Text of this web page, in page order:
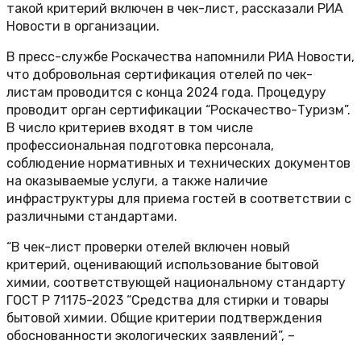
такой критерий включен в чек-лист, рассказали РИА
Новости в организации.
В пресс-службе Роскачества напомнили РИА Новости,
что добровольная сертификация отелей по чек-
листам проводится с конца 2024 года. Процедуру
проводит орган сертификации “Роскачество-Туризм”.
В число критериев входят в том числе
профессиональная подготовка персонала,
соблюдение нормативных и технических документов
на оказываемые услуги, а также наличие
инфраструктуры для приема гостей в соответствии с
различными стандартами.
“В чек-лист проверки отелей включен новый
критерий, оценивающий использование бытовой
химии, соответствующей национальному стандарту
ГОСТ Р 71175-2023 “Средства для стирки и товары
бытовой химии. Общие критерии подтверждения
обоснованности экологических заявлений”, –